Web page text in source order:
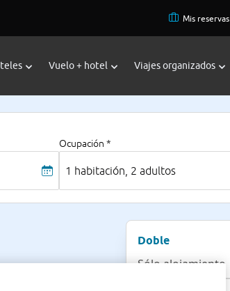
Mis reservas
Vuelo + hotel Viajes organizados
Ocupación *
1 habitación, 2 adultos
Doble
Sólo alojamiento